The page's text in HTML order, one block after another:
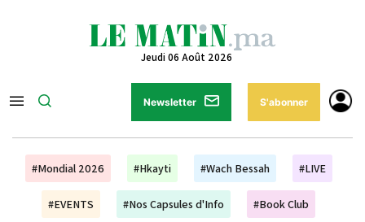
Jeudi 06 Août 2026
Newsletter S'abonner
#Mondial 2026 #Hkayti #Wach Bessah #LIVE
#EVENTS #Nos Capsules d'Info #Book Club